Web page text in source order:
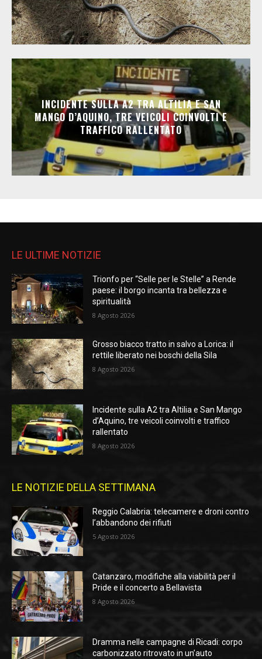
INCIDENTE SULLA A2 TRA ALTILIA E SAN
MANGO D’AQUINO, TRE VEICOLI COINVOLTI E
TRAFFICO RALLENTATO
LE ULTIME NOTIZIE
Trionfo per “Selle per le Stelle” a Rende
paese: il borgo incanta tra bellezza e
spiritualità
8 Agosto 2026
Grosso biacco tratto in salvo a Lorica: il
rettile liberato nei boschi della Sila
8 Agosto 2026
Incidente sulla A2 tra Altilia e San Mango
d’Aquino, tre veicoli coinvolti e traffico
rallentato
8 Agosto 2026
LE NOTIZIE DELLA SETTIMANA
Reggio Calabria: telecamere e droni contro
l’abbandono dei rifiuti
5 Agosto 2026
Catanzaro, modifiche alla viabilità per il
Pride e il concerto a Bellavista
8 Agosto 2026
Dramma nelle campagne di Ricadi: corpo
carbonizzato ritrovato in un’auto